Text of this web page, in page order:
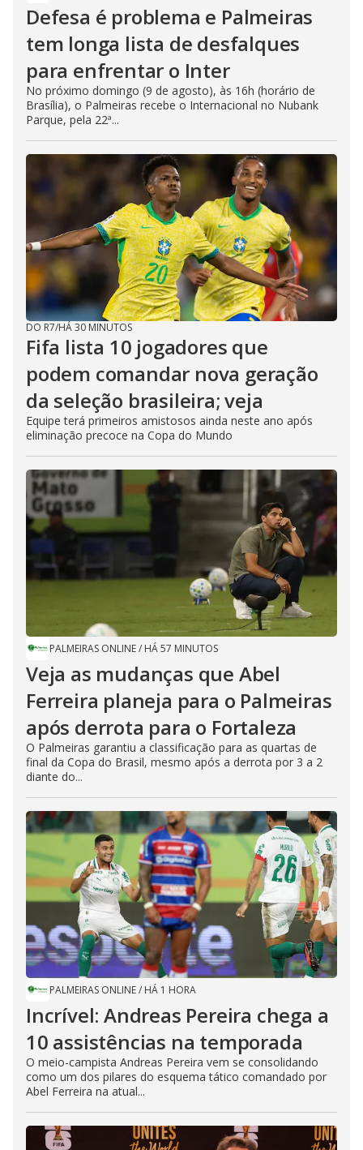
Defesa é problema e Palmeiras
tem longa lista de desfalques
para enfrentar o Inter
No próximo domingo (9 de agosto), às 16h (horário de
Brasília), o Palmeiras recebe o Internacional no Nubank
Parque, pela 22ª...
DO R7/HÁ 30 MINUTOS
Fifa lista 10 jogadores que
podem comandar nova geração
da seleção brasileira; veja
Equipe terá primeiros amistosos ainda neste ano após
eliminação precoce na Copa do Mundo
PALMEIRAS ONLINE/ HÁ 57 MINUTOS
Veja as mudanças que Abel
Ferreira planeja para o Palmeiras
após derrota para o Fortaleza
O Palmeiras garantiu a classificação para as quartas de
final da Copa do Brasil, mesmo após a derrota por 3 a 2
diante do...
PALMEIRAS ONLINE/ HÁ 1 HORA
Incrível: Andreas Pereira chega a
10 assistências na temporada
O meio-campista Andreas Pereira vem se consolidando
como um dos pilares do esquema tático comandado por
Abel Ferreira na atual...